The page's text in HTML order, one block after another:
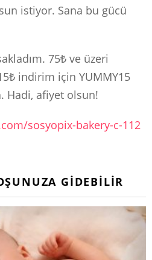
istiyor. Sana bu gücü
75₺ ve üzeri
indirim için YUMMY15
Hadi, afiyet olsun!
sosyopix-bakery-c-112
GIDEBILIR